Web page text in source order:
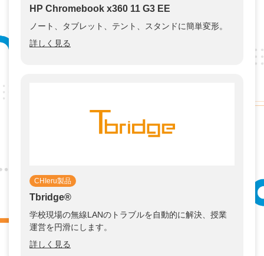
HP Chromebook x360 11 G3 EE
ノート、タブレット、テント、スタンドに簡単変形。
詳しく見る
CHIeru製品
Tbridge®︎
学校現場の無線LANのトラブルを自動的に解決、授業
運営を円滑にします。
詳しく見る